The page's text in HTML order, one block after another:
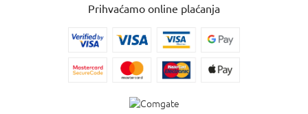
Prihvaćamo online plaćanja